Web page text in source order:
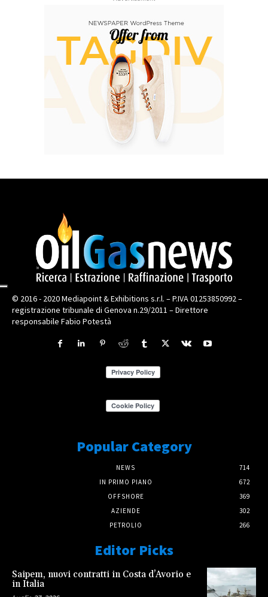
© 2016 - 2020 Mediapoint & Exhibitions s.r.l. – P.IVA 01253850992 –
registrazione tribunale di Genova n.29/2011 – Direttore
responsabile Fabio Potestà
Popular Category
NEWS
714
IN PRIMO PIANO
672
OFFSHORE
369
AZIENDE
302
PETROLIO
266
Editor Picks
Saipem, nuovi contratti in Costa d’Avorio e
in Italia